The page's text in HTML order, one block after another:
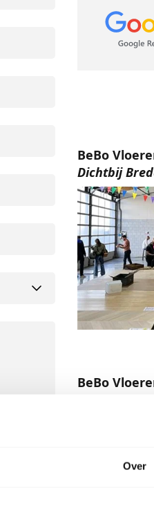
Over
BeBo
Dichtbij
BeBo